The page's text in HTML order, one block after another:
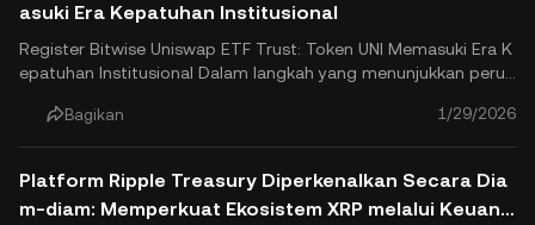
asuki Era Kepatuhan Institusional
Register Bitwise Uniswap ETF Trust: Token UNI Memasuki Era K
epatuhan Institusional Dalam langkah yang menunjukkan perub
er aset kripto yang terkemuka Bitwise secara resmi telah men
daftarkan trust hukum untuk sebuah ETF Uniswap di Delawar..
Bagikan 1/29/2026
Platform Ripple Treasury Diperkenalkan Secara Dia
m-diam: Memperkuat Ekosistem XRP melalui Keuang